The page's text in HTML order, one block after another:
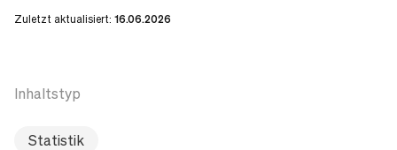
Zuletzt aktualisiert: 16.06.2026
Inhaltstyp
Statistik